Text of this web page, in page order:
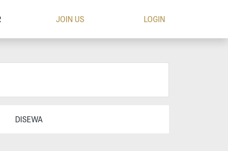
JOIN US LOGIN
DISEWA